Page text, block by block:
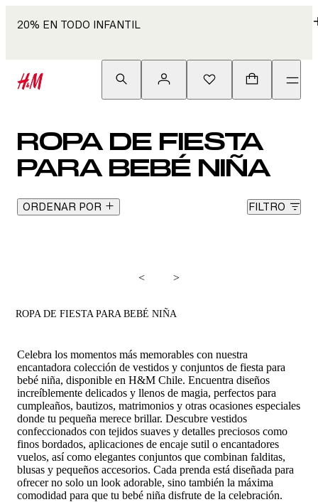
20% EN TODO INFANTIL
ROPA DE FIESTA
PARA BEBÉ NIÑA
ORDENAR POR FILTRO
< >
ROPA DE FIESTA PARA BEBÉ NIÑA
Celebra los momentos más memorables con nuestra
encantadora colección de vestidos y conjuntos de fiesta para
bebé niña, disponible en H&M Chile. Encuentra diseños
increíblemente delicados y llenos de magia, perfectos para
cumpleaños, bautizos, matrimonios y otras ocasiones especiales
donde tu pequeña merece brillar. Descubre vestidos
confeccionados con tejidos suaves y detalles preciosos como
finos bordados, aplicaciones de encaje sutil o encantadores
vuelos, así como elegantes conjuntos que combinan falditas,
blusas y pequeños accesorios. Cada prenda está diseñada para
ofrecer no solo un look adorable, sino también la máxima
comodidad para que tu bebé niña disfrute de la celebración.